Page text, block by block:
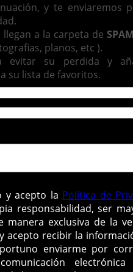
y te enviaremos
a la carpeta de
planos, etc ).
evitar su perdida y
su lista de favoritos.
acepto la Política de
responsabilidad, ser
manera exclusiva de la
acepto recibir la
enviarme por
electrónica